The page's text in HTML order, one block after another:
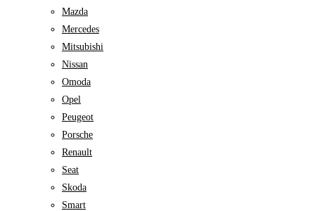
Mazda
Mercedes
Mitsubishi
Nissan
Omoda
Opel
Peugeot
Porsche
Renault
Seat
Skoda
Smart